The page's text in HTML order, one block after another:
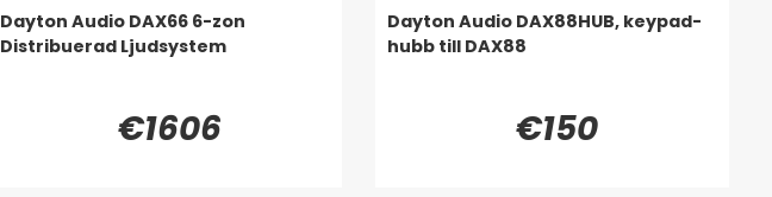
Dayton Audio DAX66 6-zon
Distribuerad Ljudsystem
€1606
Dayton Audio DAX88HUB, keypad-
hubb till DAX88
€150